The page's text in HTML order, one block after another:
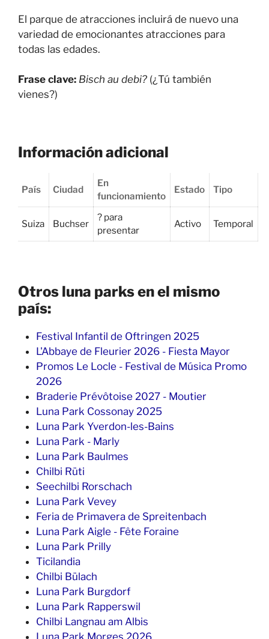
El parque de atracciones incluirá de nuevo una
variedad de emocionantes atracciones para
todas las edades.
Frase clave: Bisch au debi? (¿Tú también
vienes?)
Información adicional
País Ciudad
En
funcionamiento
Estado Tipo
Suiza Buchser
? para
presentar
Activo Temporal
Otros luna parks en el mismo
país:
Festival Infantil de Oftringen 2025
L'Abbaye de Fleurier 2026 - Fiesta Mayor
Promos Le Locle - Festival de Música Promo
2026
Braderie Prévôtoise 2027 - Moutier
Luna Park Cossonay 2025
Luna Park Yverdon-les-Bains
Luna Park - Marly
Luna Park Baulmes
Chilbi Rüti
Seechilbi Rorschach
Luna Park Vevey
Feria de Primavera de Spreitenbach
Luna Park Aigle - Fête Foraine
Luna Park Prilly
Ticilandia
Chilbi Bülach
Luna Park Burgdorf
Luna Park Rapperswil
Chilbi Langnau am Albis
Luna Park Morges 2026